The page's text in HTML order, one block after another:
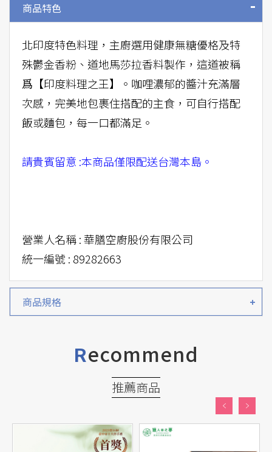
商品特色
北印度特色料理，主廚選用健康無糖優格及特
殊鬱金香粉、道地馬莎拉香料製作，這道被稱
爲【印度料理之王】。咖哩濃郁的醬汁充滿層
次感，完美地包裹住搭配的主食，可自行搭配
飯或麵包，每一口都滿足。
請貴賓留意 :本商品僅限配送台灣本島。
營業人名稱 : 華膳空廚股份有限公司
統一編號 : 89282663
商品規格
Recommend
推薦商品